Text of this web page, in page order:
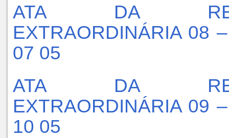
ATA DA
EXTRAORDINÁRIA 08
07 05
ATA DA
EXTRAORDINÁRIA 09
10 05